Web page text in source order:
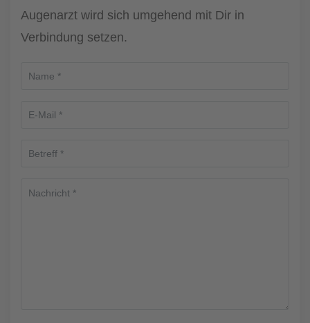
Augenarzt wird sich umgehend mit Dir in
Verbindung setzen.